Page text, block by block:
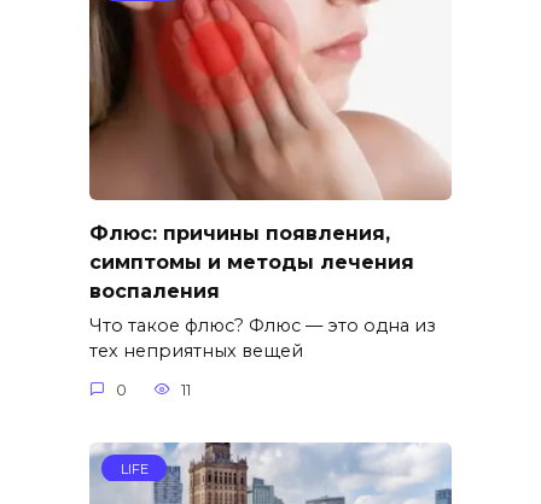
Флюс: причины появления,
симптомы и методы лечения
воспаления
Что такое флюс? Флюс — это одна из
тех неприятных вещей
0 11
LIFE